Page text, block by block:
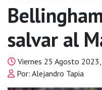
salvar al
Viernes 25 Agosto
Por: Alejandro Tapia